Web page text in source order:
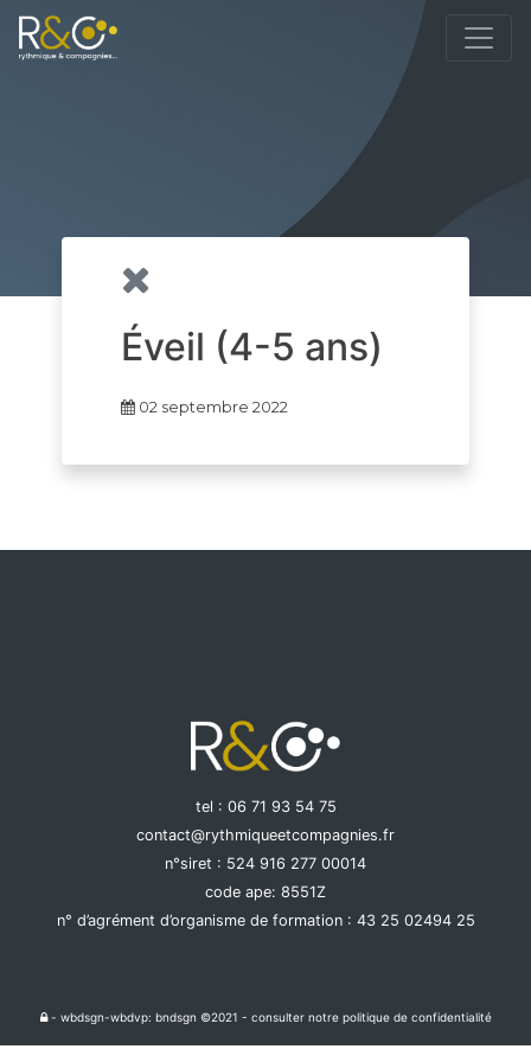
Éveil (4-5 ans)
02 septembre 2022
tel : 06 71 93 54 75
contact@rythmiqueetcompagnies.fr
n°siret : 524 916 277 00014
code ape: 8551Z
n° d’agrément d’organisme de formation : 43 25 02494 25
- wbdsgn-wbdvp: bndsgn ©2021 - consulter notre politique de confidentialité